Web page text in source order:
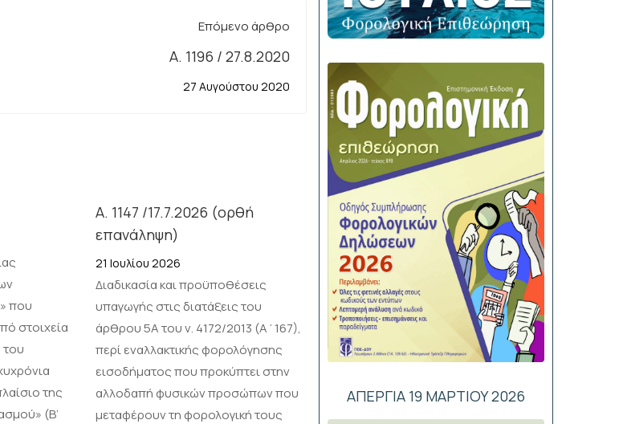
Επόμενο άρθρο
Α. 1196 / 27.8.2020
27 Αυγούστου 2020
που
στοιχεία
της
(Β’
Α. 1147 /17.7.2026 (ορθή
επανάληψη)
21 Ιουλίου 2026
Διαδικασία και προϋποθέσεις
υπαγωγής στις διατάξεις του
άρθρου 5Α του ν. 4172/2013 (Α΄167),
περί εναλλακτικής φορολόγησης
εισοδήματος που προκύπτει στην
αλλοδαπή φυσικών προσώπων που
μεταφέρουν τη φορολογική τους
ΑΠΕΡΓΙΑ 19 ΜΑΡΤΙΟΥ 2026